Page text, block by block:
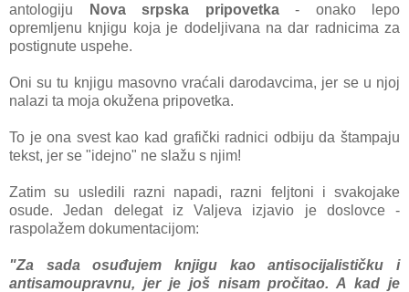
antologiju
Nova srpska pripovetka- onako lepo
opremljenu knjigu koja je dodeljivana na dar radnicima za
postignute uspehe.
Oni su tu knjigu masovno vraćali darodavcima, jer se u njoj
nalazi ta moja okužena pripovetka.
To je ona svest kao kad grafički radnici odbiju da štampaju
tekst, jer se "idejno" ne slažu s njim!
Zatim su usledili razni napadi, razni feljtoni i svakojake
osude. Jedan delegat iz Valjeva izjavio je doslovce -
raspolažem dokumentacijom:
"Za sada osuđujem knjigu kao antisocijalističku i
antisamoupravnu, jer je još nisam pročitao. A kad je